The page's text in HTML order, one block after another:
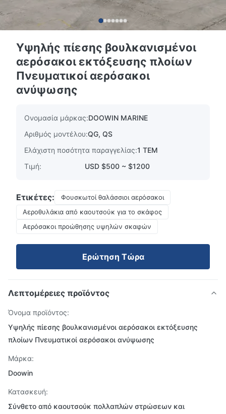
Υψηλής πίεσης βουλκανισμένοι
αερόσακοι εκτόξευσης πλοίων
Πνευματικοί αερόσακοι
ανύψωσης
Ονομασία μάρκας:DOOWIN MARINE
Αριθμός μοντέλου:QG, QS
Ελάχιστη ποσότητα παραγγελίας:1 ΤΕΜ
Τιμή:
USD $500 ~ $1200
Ετικέτες:
Φουσκωτοί θαλάσσιοι αερόσακοι
Αεροθυλάκια από καουτσούκ για το σκάφος
Αερόσακοι προώθησης υψηλών σκαφών
Ερώτηση Τώρα
Λεπτομέρειες προϊόντος
Όνομα προϊόντος:
Υψηλής πίεσης βουλκανισμένοι αερόσακοι εκτόξευσης
πλοίων Πνευματικοί αερόσακοι ανύψωσης
Μάρκα:
Doowin
Κατασκευή:
Σύνθετο από καουτσούκ πολλαπλών στρώσεων και